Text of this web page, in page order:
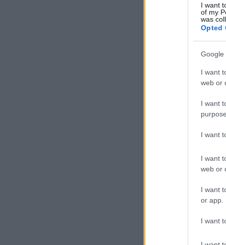
I want
of my
was
Opted
Google
I want
web or
I want
I want
I want
web or
I want
or app.
I want